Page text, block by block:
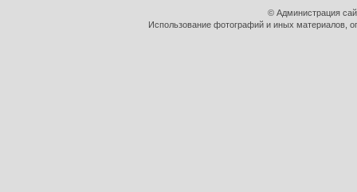
© Администрация
Использование фотографий и иных материалов,